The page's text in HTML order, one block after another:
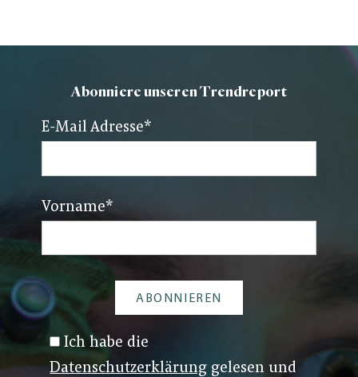
Abonniere unseren Trendreport
E-Mail Adresse*
Vorname*
Ich habe die
Datenschutzerklärung gelesen und